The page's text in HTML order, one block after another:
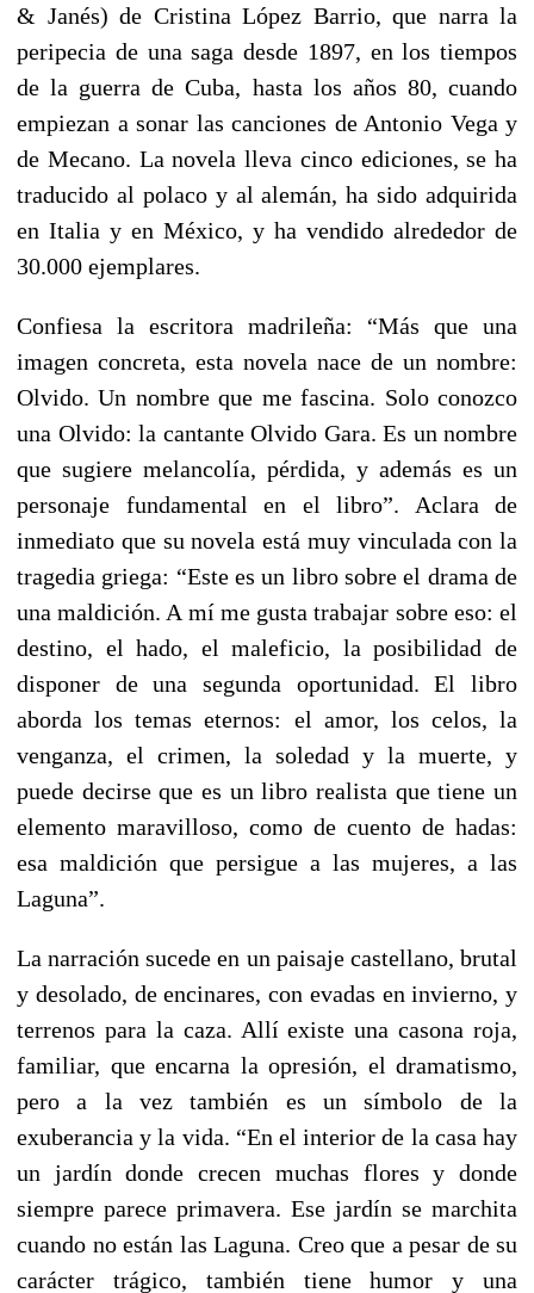
& Janés) de Cristina López Barrio, que narra la
peripecia de una saga desde 1897, en los tiempos
de la guerra de Cuba, hasta los años 80, cuando
empiezan a sonar las canciones de Antonio Vega y
de Mecano. La novela lleva cinco ediciones, se ha
traducido al polaco y al alemán, ha sido adquirida
en Italia y en México, y ha vendido alrededor de
30.000 ejemplares.
Confiesa la escritora madrileña: “Más que una
imagen concreta, esta novela nace de un nombre:
Olvido. Un nombre que me fascina. Solo conozco
una Olvido: la cantante Olvido Gara. Es un nombre
que sugiere melancolía, pérdida, y además es un
personaje fundamental en el libro”. Aclara de
inmediato que su novela está muy vinculada con la
tragedia griega: “Este es un libro sobre el drama de
una maldición. A mí me gusta trabajar sobre eso: el
destino, el hado, el maleficio, la posibilidad de
disponer de una segunda oportunidad. El libro
aborda los temas eternos: el amor, los celos, la
venganza, el crimen, la soledad y la muerte, y
puede decirse que es un libro realista que tiene un
elemento maravilloso, como de cuento de hadas:
esa maldición que persigue a las mujeres, a las
Laguna”.
La narración sucede en un paisaje castellano, brutal
y desolado, de encinares, con evadas en invierno, y
terrenos para la caza. Allí existe una casona roja,
familiar, que encarna la opresión, el dramatismo,
pero a la vez también es un símbolo de la
exuberancia y la vida. “En el interior de la casa hay
un jardín donde crecen muchas flores y donde
siempre parece primavera. Ese jardín se marchita
cuando no están las Laguna. Creo que a pesar de su
carácter trágico, también tiene humor y una